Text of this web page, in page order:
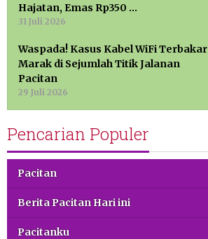
Hajatan, Emas Rp350 …
31 Juli 2026
Waspada! Kasus Kabel WiFi Terbakar
Marak di Sejumlah Titik Jalanan
Pacitan
29 Juli 2026
Pencarian Populer
Pacitan
Berita Pacitan Hari ini
Pacitanku